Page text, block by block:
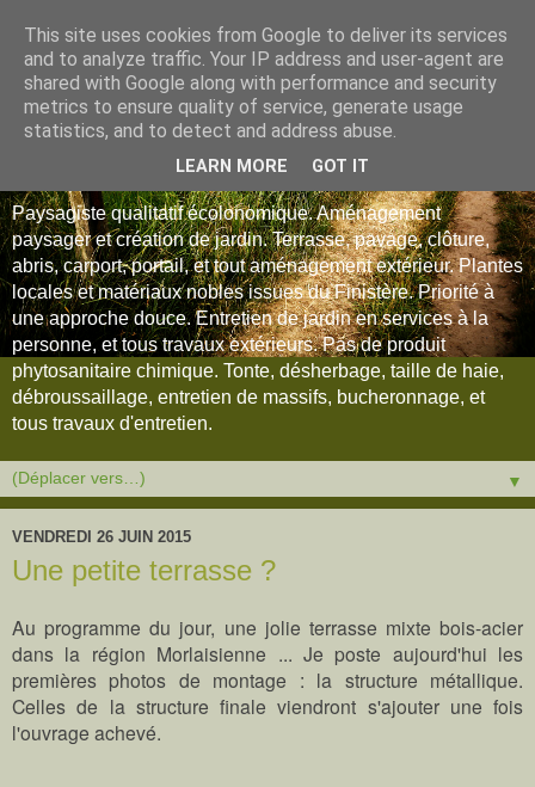
Paysagiste qualitatif écolonomique. Aménagement
paysager et création de jardin. Terrasse, pavage, clôture,
abris, carport, portail, et tout aménagement extérieur. Plantes
locales et matériaux nobles issues du Finistère. Priorité à
une approche douce. Entretien de jardin en services à la
personne, et tous travaux extérieurs. Pas de produit
phytosanitaire chimique. Tonte, désherbage, taille de haie,
débroussaillage, entretien de massifs, bucheronnage, et
tous travaux d'entretien.
▼
VENDREDI 26 JUIN 2015
Une petite terrasse ?
Au programme du jour, une jolie terrasse mixte bois-acier
dans la région Morlaisienne ... Je poste aujourd'hui les
premières photos de montage : la structure métallique.
Celles de la structure finale viendront s'ajouter une fois
l'ouvrage achevé.
This site uses cookies from Google to deliver its services
and to analyze traffic. Your IP address and user-agent are
shared with Google along with performance and security
metrics to ensure quality of service, generate usage
statistics, and to detect and address abuse.
LEARN MORE GOT IT